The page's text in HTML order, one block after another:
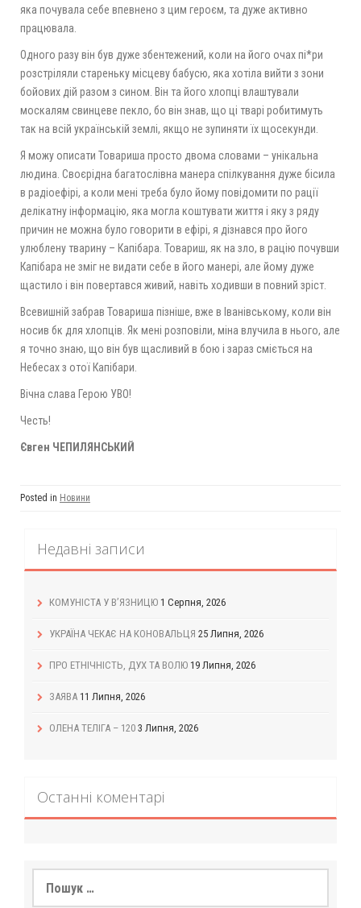
яка почувала себе впевнено з цим героєм, та дуже активно
працювала.
Одного разу він був дуже збентежений, коли на його очах пі*ри
розстріляли стареньку місцеву бабусю, яка хотіла вийти з зони
бойових дій разом з сином. Він та його хлопці влаштували
москалям свинцеве пекло, бо він знав, що ці тварі робитимуть
так на всій українській землі, якщо не зупиняти їх щосекунди.
Я можу описати Товариша просто двома словами – унікальна
людина. Своєрідна багатослівна манера спілкування дуже бісила
в радіоефірі, а коли мені треба було йому повідомити по рації
делікатну інформацію, яка могла коштувати життя і яку з ряду
причин не можна було говорити в ефірі, я дізнався про його
улюблену тварину – Капібара. Товариш, як на зло, в рацію почувши
Капібара не зміг не видати себе в його манері, але йому дуже
щастило і він повертався живий, навіть ходивши в повний зріст.
Всевишній забрав Товариша пізніше, вже в Іванівському, коли він
носив бк для хлопців. Як мені розповіли, міна влучила в нього, але
я точно знаю, що він був щасливий в бою і зараз сміється на
Небесах з отої Капібари.
Вічна слава Герою УВО!
Честь!
Євген ЧЕПИЛЯНСЬКИЙ
Posted in Новини
Недавні записи
КОМУНІСТА У В’ЯЗНИЦЮ 1 Серпня, 2026
УКРАЇНА ЧЕКАЄ НА КОНОВАЛЬЦЯ 25 Липня, 2026
ПРО ЕТНІЧНІСТЬ, ДУХ ТА ВОЛЮ 19 Липня, 2026
ЗАЯВА 11 Липня, 2026
ОЛЕНА ТЕЛІГА – 120 3 Липня, 2026
Останні коментарі